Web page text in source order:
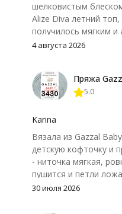
шелковистым
Alize Diva летний
получилось мягким и
Петли хорошо видны,
нюанс - пряжа
иногда
крючок поудобнее.
4 августа 2026
5.0
Karina
Вязала из Gazzal
детскую кофточку и
- ниточка мягкая,
пушится и петли
аккуратно. После
потеряло, цвет тоже
30 июля 2026